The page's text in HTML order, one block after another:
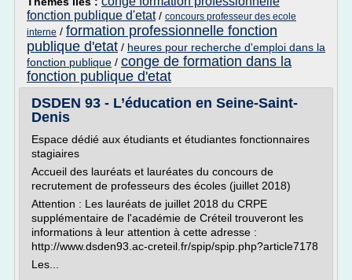
fonction publique d'etat/ concours professeur des ecole
interne / formation professionnelle fonction
publique d'etat / heures pour recherche d'emploi dans la
fonction publique / conge de formation dans la
fonction publique d'etat
DSDEN 93 - L’éducation en Seine-Saint-
Denis
Espace dédié aux étudiants et étudiantes fonctionnaires
stagiaires
Accueil des lauréats et lauréates du concours de
recrutement de professeurs des écoles (juillet 2018)
Attention : Les lauréats de juillet 2018 du CRPE
supplémentaire de l'académie de Créteil trouveront les
informations à leur attention à cette adresse :
http://www.dsden93.ac-creteil.fr/spip/spip.php?article7178
Les...